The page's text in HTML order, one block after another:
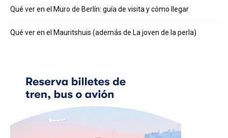
Qué ver en el Muro de Berlín: guía de visita y cómo llegar
Qué ver en el Mauritshuis (además de La joven de la perla)